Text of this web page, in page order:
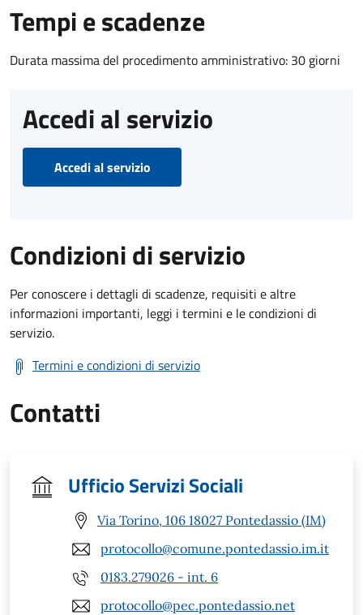
Tempi e scadenze
Durata massima del procedimento amministrativo: 30 giorni
Accedi al servizio
Accedi al servizio
Condizioni di servizio
Per conoscere i dettagli di scadenze, requisiti e altre
informazioni importanti, leggi i termini e le condizioni di
servizio.
Termini e condizioni di servizio
Contatti
Ufficio Servizi Sociali
Via Torino, 106 18027 Pontedassio (IM)
protocollo@comune.pontedassio.im.it
0183.279026 - int. 6
protocollo@pec.pontedassio.net